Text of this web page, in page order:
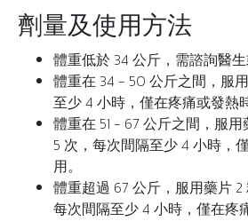
劑量及使用方法
體重低於 34 公斤，需諮詢醫生
體重在 34 - 50 公斤之間，服
至少 4 小時，僅在疼痛或發熱
體重在 51 - 67 公斤之間，服用
5 次，每次間隔至少 4 小時，
用。
體重超過 67 公斤，服用藥片 2
每次間隔至少 4 小時，僅在疼